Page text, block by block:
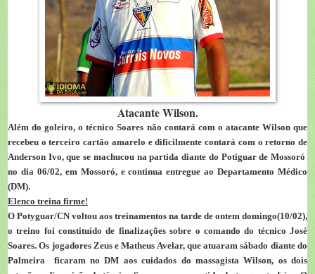
Atacante Wilson.
Além do goleiro, o técnico Soares não contará com o atacante Wilsonque
recebeu o terceiro cartão amarelo e dificilmente contará com o retorno de
Anderson Ivo, que se machucou na partida diante do Potiguar de Mossoró
no dia 06/02, em Mossoró, e continua entregue ao Departamento Médico
(DM).
Elenco treina firme!
O Potyguar/CN voltou aos treinamentos na tarde de ontem domingo(10/02),
o treino foi constituído de finalizações sobre o comando do técnico José
Soares. Os jogadores Zeus e Matheus Avelar, que atuaram sábado diante do
Palmeira
ficaram no DM aos cuidados do massagista Wilson, os dois